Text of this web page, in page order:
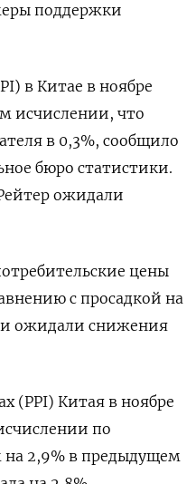
поддержки
в Китае в ноябре
исчислении, что
в 0,3%, сообщило
бюро статистики.
ожидали
цены
с просадкой на
ожидали снижения
(PPI) Китая в ноябре
по
2,9% в предыдущем